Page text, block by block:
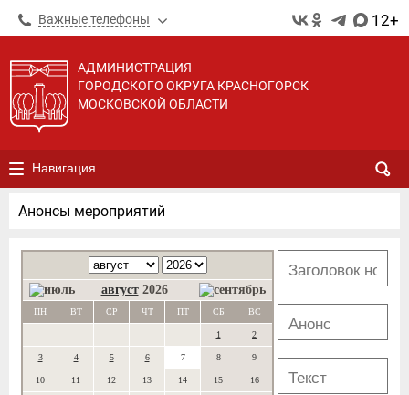
Важные телефоны 12+
АДМИНИСТРАЦИЯ
ГОРОДСКОГО ОКРУГА КРАСНОГОРСК
МОСКОВСКОЙ ОБЛАСТИ
Навигация
Анонсы мероприятий
август 2026
ПН ВТ СР ЧТ ПТ СБ ВС
1 2
3 4 5 6 7 8 9
10 11 12 13 14 15 16